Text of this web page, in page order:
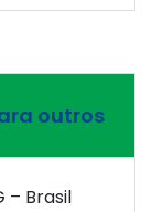
outros
– Brasil